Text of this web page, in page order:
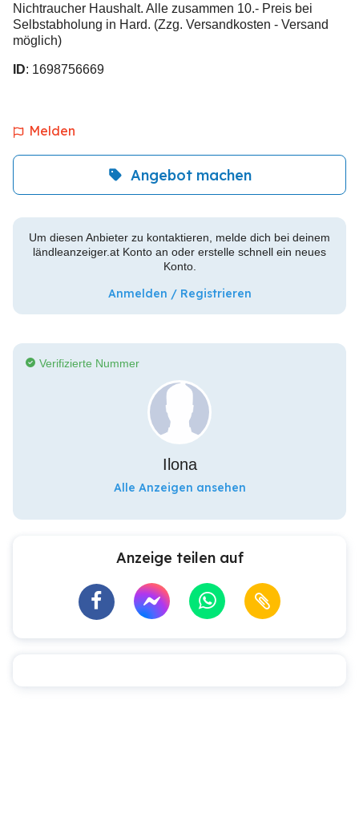
Nichtraucher Haushalt. Alle zusammen 10.- Preis bei
Selbstabholung in Hard. (Zzg. Versandkosten - Versand
möglich)
ID: 1698756669
Melden
Angebot machen
Um diesen Anbieter zu kontaktieren, melde dich bei deinem
ländleanzeiger.at Konto an oder erstelle schnell ein neues
Konto.
Anmelden / Registrieren
Verifizierte Nummer
Ilona
Alle Anzeigen ansehen
Anzeige teilen auf